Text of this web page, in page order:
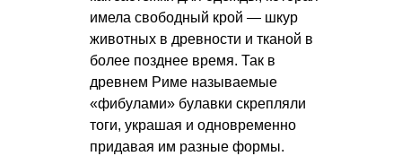
имела свободный крой — шкур
животных в древности и тканой в
более позднее время. Так в
древнем Риме называемые
«фибулами» булавки скрепляли
тоги, украшая и одновременно
придавая им разные формы.